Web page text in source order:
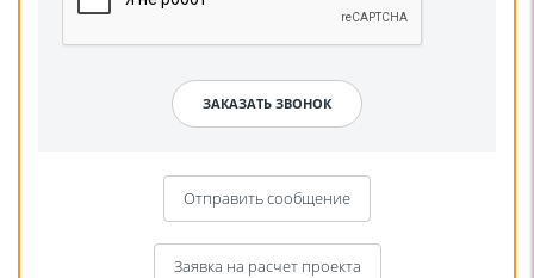
Отправить сообщение
Заявка на расчет проекта